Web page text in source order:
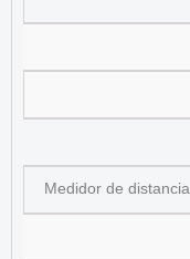
Medidor de